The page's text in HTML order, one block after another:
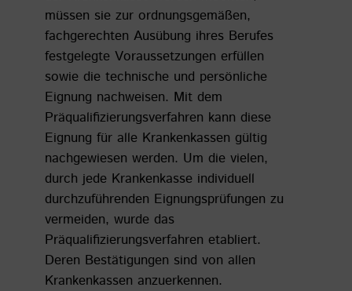
müssen sie zur ordnungsgemäßen,
fachgerechten Ausübung ihres Berufes
festgelegte Voraussetzungen erfüllen
sowie die technische und persönliche
Eignung nachweisen. Mit dem
Präqualifizierungsverfahren kann diese
Eignung für alle Krankenkassen gültig
nachgewiesen werden. Um die vielen,
durch jede Krankenkasse individuell
durchzuführenden Eignungsprüfungen zu
vermeiden, wurde das
Präqualifizierungsverfahren etabliert.
Deren Bestätigungen sind von allen
Krankenkassen anzuerkennen.